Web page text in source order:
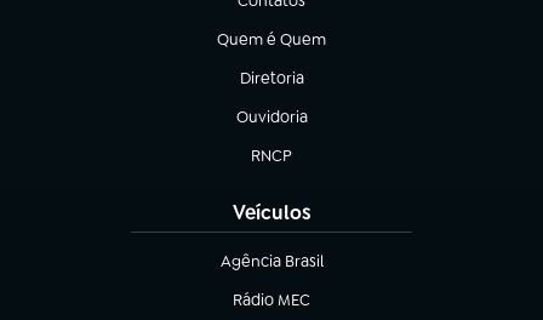
(abre em nova aba)
Quem é Quem
(abre em nova aba)
Diretoria
(abre em nova aba)
Ouvidoria
(abre em nova aba)
RNCP
(abre em nova aba)
Veículos
Agência Brasil
(abre em nova aba)
Rádio MEC
(abre em nova aba)